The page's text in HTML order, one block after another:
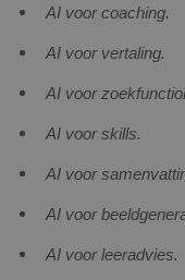
AI voor coaching.
AI voor vertaling.
AI voor
AI voor skills.
AI voor
AI voor
AI voor leeradvies.